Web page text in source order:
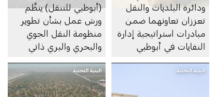
ودائرة البلديات والنقل
تعززان تعاونهما ضمن
مبادرات استراتيجية إدارة
النفايات في أبوظبي
(أبوظبي للتنقل) ينظِّم
ورش عمل بشأن تطوير
منظومة النقل الجوي
والبحري والبري ذاتي
البنية التحتية البنية التحتية